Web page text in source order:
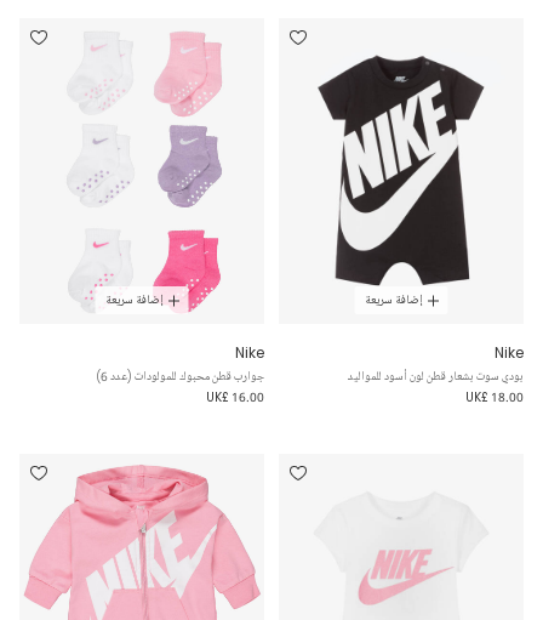
إضافة سريعة
Nike
بودي سوت بشعار قطن لون أسود للمواليد
UK£ 18.00
إضافة سريعة
Nike
جوارب قطن محبوك للمولودات (عدد 6)
UK£ 16.00